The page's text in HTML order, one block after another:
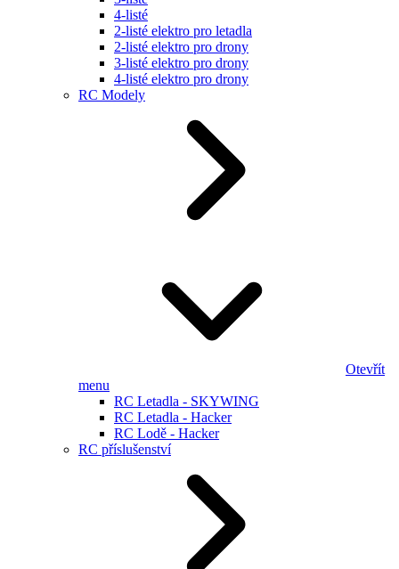
4-listé
2-listé elektro pro letadla
2-listé elektro pro drony
3-listé elektro pro drony
4-listé elektro pro drony
RC Modely
Otevřít
menu
RC Letadla - SKYWING
RC Letadla - Hacker
RC Lodě - Hacker
RC příslušenství